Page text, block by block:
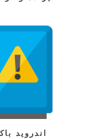
اندروید